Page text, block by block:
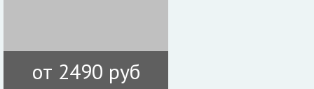
от 2490 руб